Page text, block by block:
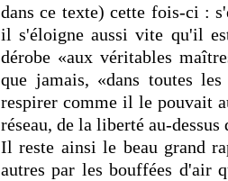
dans ce texte) cette fois-ci :
il s'éloigne aussi vite qu'il
dérobe «aux véritables
que jamais, «dans toutes
respirer comme il le pouvait
réseau, de la liberté au-
Il reste ainsi le beau grand
autres par les bouffées d'air